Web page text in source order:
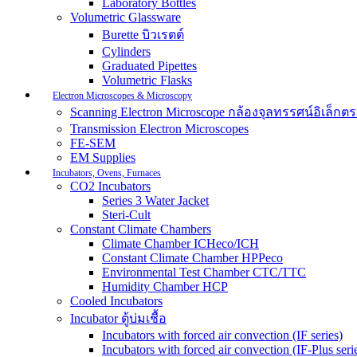
Laboratory Bottles
Volumetric Glassware
Burette บิวเรตต์
Cylinders
Graduated Pipettes
Volumetric Flasks
Electron Microscopes & Microscopy
Scanning Electron Microscope กล้องจุลทรรศน์อิเล็ก
Transmission Electron Microscopes
FE-SEM
EM Supplies
Incubators, Ovens, Furnaces
CO2 Incubators
Series 3 Water Jacket
Steri-Cult
Constant Climate Chambers
Climate Chamber ICHeco/ICH
Constant Climate Chamber HPPeco
Environmental Test Chamber CTC/TTC
Humidity Chamber HCP
Cooled Incubators
Incubator ตู้บ่มเชื้อ
Incubators with forced air convection (IF series)
Incubators with forced air convection (IF-Plus